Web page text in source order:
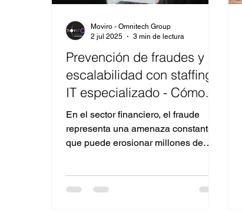
Prevención de fraudes y
escalabilidad con staffing
IT especializado - Cómo
American Express Ahorra
Más de $100 Millones al
Año con IA y Talento IT
En el sector financiero, el fraude
representa una amenaza constante
que puede erosionar millones de
Moviro - Omnitech Group
2 jul 2025
3 min de lectura